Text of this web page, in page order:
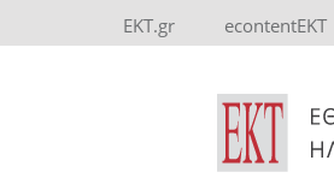
EKT.gr econtentEKT